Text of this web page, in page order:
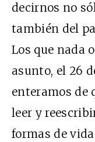
decirnos no
también del
Los que nada
asunto, el 26
enteramos de
leer y
formas de